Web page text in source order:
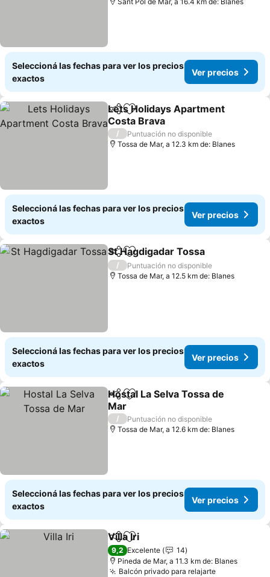
Seleccioná las fechas para ver los precios
exactos
Ver precios
CompartirAñadir a favoritos
Lets Holidays Apartment
Costa Brava
Ver precios
/
Puntuación no disponible
Tossa de Mar, a 12.3 km de: Blanes
Seleccioná las fechas para ver los precios
exactos
Ver precios
CompartirAñadir a favoritos
St Hagdigadar Tossa
/
Puntuación no disponible
Tossa de Mar, a 12.5 km de: Blanes
Seleccioná las fechas para ver los precios
exactos
Ver precios
CompartirAñadir a favoritos
Hostal La Selva Tossa de
Mar
Ver precios
/
Puntuación no disponible
Tossa de Mar, a 12.6 km de: Blanes
Seleccioná las fechas para ver los precios
exactos
Ver precios
CompartirAñadir a favoritos
Villa Iri
9,2 Excelente
14
Pineda de Mar, a 11.3 km de: Blanes
Balcón privado para relajarteVer precios